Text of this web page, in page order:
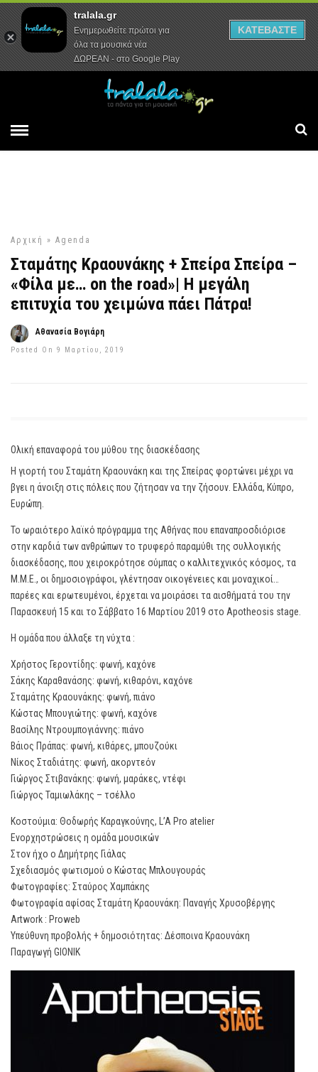
Αρχική Συνεντεύξεις Ρεπορτάζ
Αρχική » Agenda
Σταμάτης Κραουνάκης + Σπείρα Σπείρα –
«Φίλα με… on the road»| Η μεγάλη
επιτυχία του χειμώνα πάει Πάτρα!
Αθανασία Βογιάρη
Posted On 9 Μαρτίου, 2019
Ολική επαναφορά του μύθου της διασκέδασης
Η γιορτή του Σταμάτη Κραουνάκη και της Σπείρας φορτώνει μέχρι να
βγει η άνοιξη στις πόλεις που ζήτησαν να την ζήσουν. Ελλάδα, Κύπρο,
Ευρώπη.
Το ωραιότερο λαϊκό πρόγραμμα της Αθήνας που επαναπροσδιόρισε
στην καρδιά των ανθρώπων το τρυφερό παραμύθι της συλλογικής
διασκέδασης, που χειροκρότησε σύμπας ο καλλιτεχνικός κόσμος, τα
Μ.Μ.Ε., οι δημοσιογράφοι, γλέντησαν οικογένειες και μοναχικοί…
παρέες και ερωτευμένοι, έρχεται να μοιράσει τα αισθήματά του την
Παρασκευή 15 και το Σάββατο 16 Μαρτίου 2019 στο Apotheosis stage.
Η ομάδα που άλλαξε τη νύχτα :
Χρήστος Γεροντίδης: φωνή, καχόνε
Σάκης Καραθανάσης: φωνή, κιθαρόνι, καχόνε
Σταμάτης Κραουνάκης: φωνή, πιάνο
Κώστας Μπουγιώτης: φωνή, καχόνε
Βασίλης Ντρουμπoγιάννης: πιάνο
Βάιος Πράπας: φωνή, κιθάρες, μπουζούκι
Νίκος Σταδιάτης: φωνή, ακορντεόν
Γιώργος Στιβανάκης: φωνή, μαράκες, ντέφι
Γιώργος Ταμιωλάκης – τσέλλο
Κοστούμια: Θοδωρής Καραγκούνης, L’A Pro atelier
Ενορχηστρώσεις η ομάδα μουσικών
Στον ήχο ο Δημήτρης Γιάλας
Σχεδιασμός φωτισμού o Κώστας Μπλουγουράς
Φωτογραφίες: Σταύρος Χαμπάκης
Φωτογραφία αφίσας Σταμάτη Κραουνάκη: Παναγής Χρυσοβέργης
Artwork : Proweb
Υπεύθυνη προβολής + δημοσιότητας: Δέσποινα Κραουνάκη
Παραγωγή GIONIK
tralala.gr
Ενημερωθείτε πρώτοι για
όλα τα μουσικά νέα
ΔΩΡΕΑΝ - στο Google Play
ΚΑΤΕΒΑΣΤΕ